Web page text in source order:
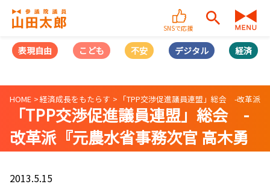
SNSで応援
表現自由 こども 不安 デジタル 経済
HOME 経済成長をもたらす 「TPP交渉促進議員連盟」総会 -改革派
「TPP交渉促進議員連盟」総会 -
改革派『元農水省事務次官 高木勇
樹』氏の講演
2013.5.15